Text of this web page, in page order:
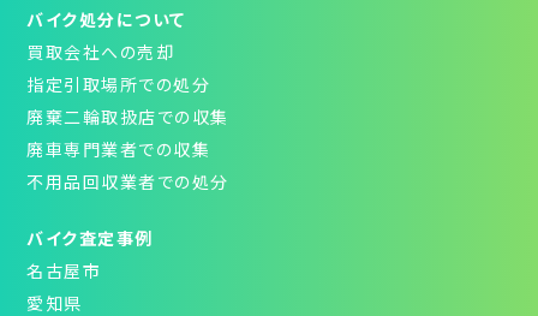
バイク処分について
買取会社への売却
指定引取場所での処分
廃棄二輪取扱店での収集
廃車専門業者での収集
不用品回収業者での処分
バイク査定事例
名古屋市
愛知県